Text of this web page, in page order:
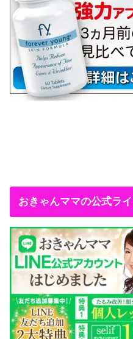
おきゃんママの公式ラ